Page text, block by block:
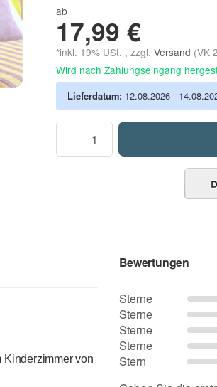
ab
17,99 €
*inkl. 19% USt. , zzgl. Versand (VK
Wird nach Zahlungseingang
Lieferdatum: 12.08.2026 -
Kinderzimmer von
Bewertungen
Sterne
Sterne
Sterne
Sterne
Stern